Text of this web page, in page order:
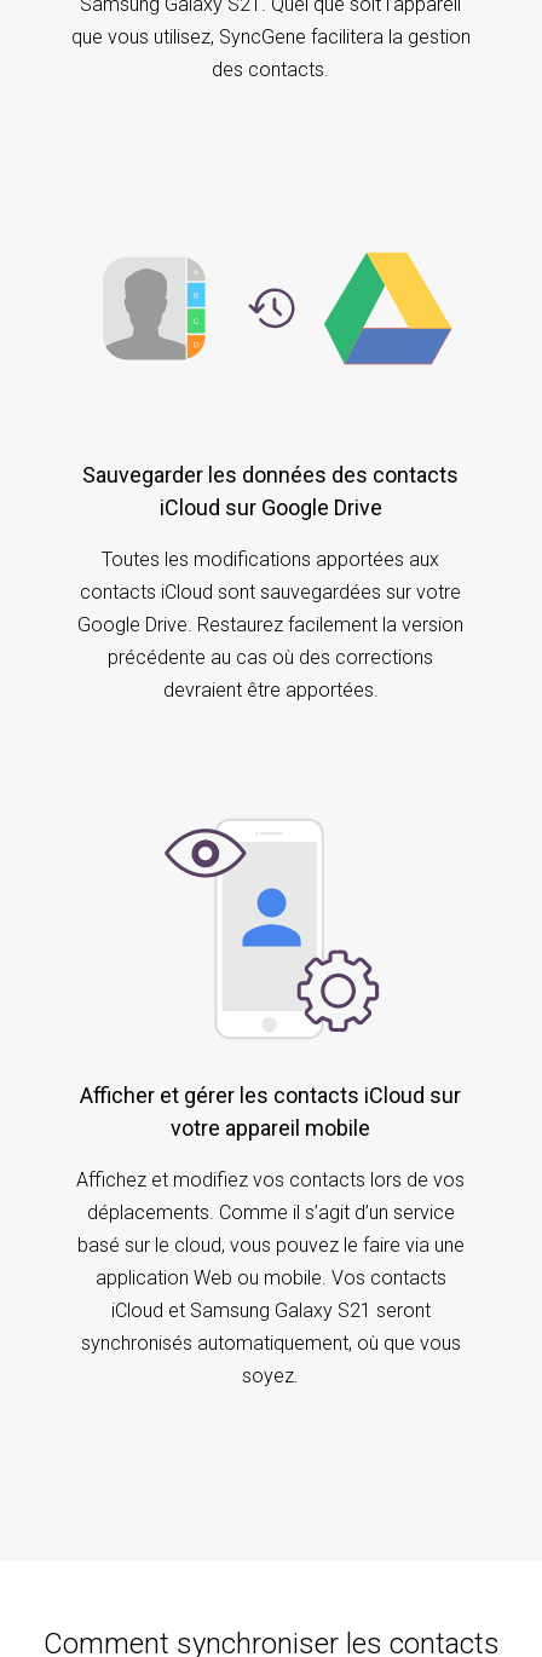
que vous utilisez, SyncGene facilitera la gestion
des contacts.
Sauvegarder les données des contacts
iCloud sur Google Drive
Toutes les modifications apportées aux
contacts iCloud sont sauvegardées sur votre
Google Drive. Restaurez facilement la version
précédente au cas où des corrections
devraient être apportées.
Afficher et gérer les contacts iCloud sur
votre appareil mobile
Affichez et modifiez vos contacts lors de vos
déplacements. Comme il s’agit d’un service
basé sur le cloud, vous pouvez le faire via une
application Web ou mobile. Vos contacts
iCloud et Samsung Galaxy S21 seront
synchronisés automatiquement, où que vous
soyez.
Comment synchroniser les contacts